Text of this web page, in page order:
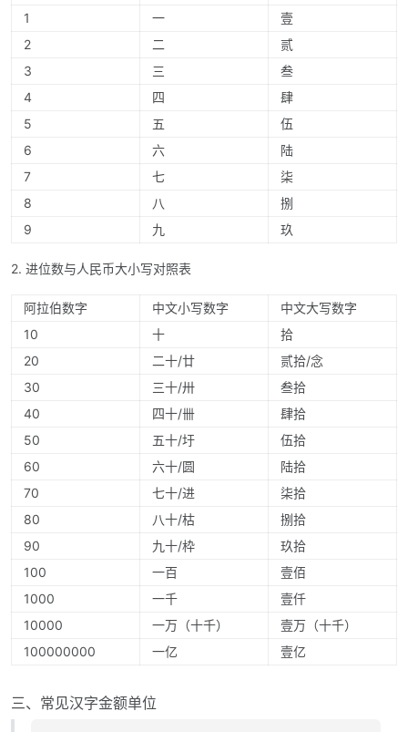
1
一
壹
2
二
贰
3
三
叁
4
四
肆
5
五
伍
6
六
陆
7
七
柒
8
八
捌
9
九 玖
2. 进位数与人民币大小写对照表
阿拉伯数字 中文小写数字
中文大写数字
10
十
拾
20
二十/廿
贰拾/念
30
三十/卅
叁拾
40
四十/卌
肆拾
50
五十/圩
伍拾
60
六十/圆
陆拾
70
七十/进
柒拾
80
八十/枯
捌拾
90
九十/枠
玖拾
100
一百
壹佰
1000
一千
壹仟
10000
一万（十千）
壹万（十千）
100000000
一亿 壹亿
三、常见汉字金额单位